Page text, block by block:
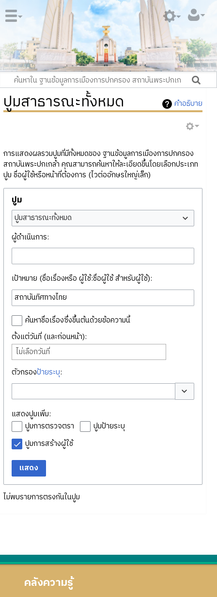
คำอธิบาย
ปูมสาธารณะทั้งหมด
การแสดงผลรวมปูมที่มีทั้งหมดของ ฐานข้อมูลการเมืองการปกครอง
สถาบันพระปกเกล้า คุณสามารถค้นหาให้ละเอียดขึ้นโดยเลือกประเภท
ปูม ชื่อผู้ใช้หรือหน้าที่ต้องการ (ไวต่ออักษรใหญ่เล็ก)
ปูม
ปูมสาธารณะทั้งหมด
ผู้ดำเนินการ:
เป้าหมาย (ชื่อเรื่องหรือ ผู้ใช้:ชื่อผู้ใช้ สำหรับผู้ใช้):
ค้นหาชื่อเรื่องซึ่งขึ้นต้นด้วยข้อความนี้
ตั้งแต่วันที่ (และก่อนหน้า):
ไม่เลือกวันที่
ตัวกรองป้ายระบุ:
สลับตัวเลือก
แสดงปูมเพิ่ม:
ปูมการตรวจตรา
ปูมป้ายระบุ
ปูมการสร้างผู้ใช้
แสดง
ไม่พบรายการตรงกันในปูม
คลังความรู้